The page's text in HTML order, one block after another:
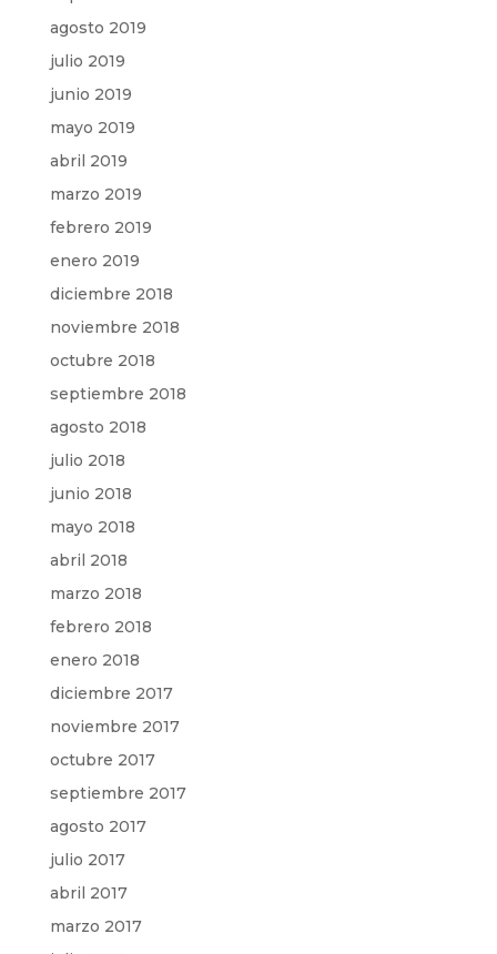
agosto 2019
julio 2019
junio 2019
mayo 2019
abril 2019
marzo 2019
febrero 2019
enero 2019
diciembre 2018
noviembre 2018
octubre 2018
septiembre 2018
agosto 2018
julio 2018
junio 2018
mayo 2018
abril 2018
marzo 2018
febrero 2018
enero 2018
diciembre 2017
noviembre 2017
octubre 2017
septiembre 2017
agosto 2017
julio 2017
abril 2017
marzo 2017